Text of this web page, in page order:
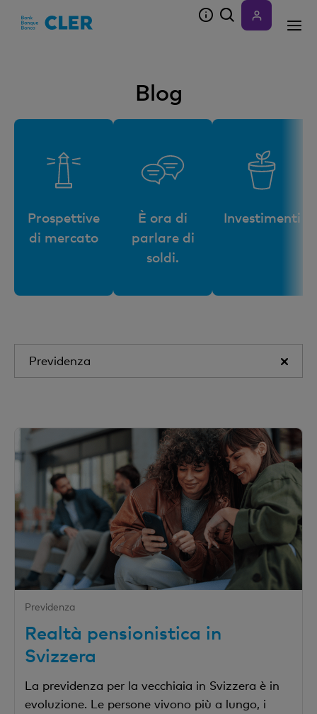
Blog
Prospettive
di mercato
È ora di
parlare di
soldi.
Investimenti
Previdenza
Previdenza
Realtà pensionistica in
Svizzera
La previdenza per la vecchiaia in Svizzera è in
evoluzione. Le persone vivono più a lungo, i